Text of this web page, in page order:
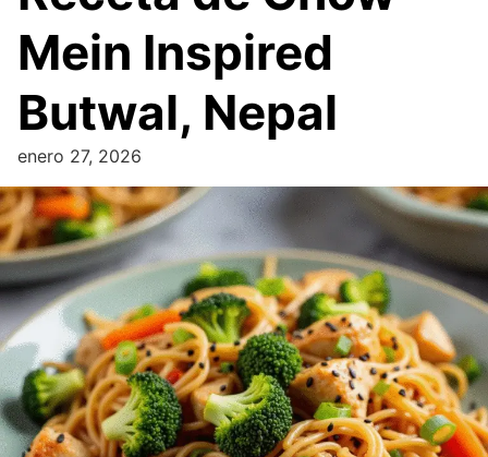
Mein Inspired
Butwal, Nepal
enero 27, 2026